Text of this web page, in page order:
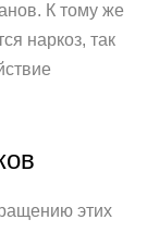
К тому же
наркоз, так
этих